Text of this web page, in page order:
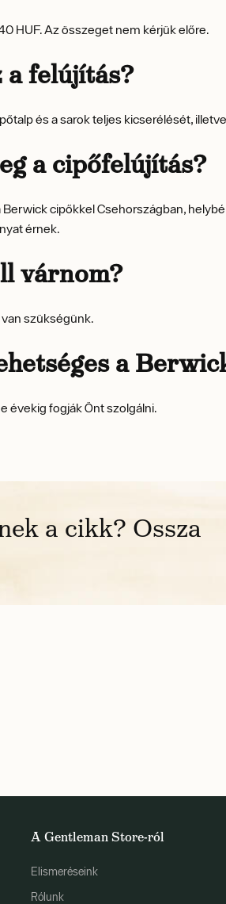
HUF. Az összeget nem kérjük előre.
felújítás?
és a sarok teljes kicserélését,
a cipőfelújítás?
cipőkkel Csehországban,
érnek.
várnom?
szükségünk.
a
évekig fogják Önt szolgálni.
a cikk? Ossza
A Gentleman Store-ról
Elismeréseink
Rólunk